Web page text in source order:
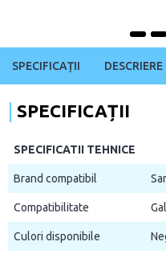
SPECIFICAȚII DESCRIERE
SPECIFICAȚII
SPECIFICATII TEHNICE
Brand compatibil
Compatibilitate
Culori disponibile